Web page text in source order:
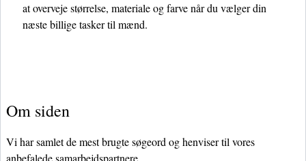
at overveje størrelse, materiale og farve når du vælger din
næste billige tasker til mænd.
Om siden
Vi har samlet de mest brugte søgeord og henviser til vores
anbefalede samarbejdspartnere.